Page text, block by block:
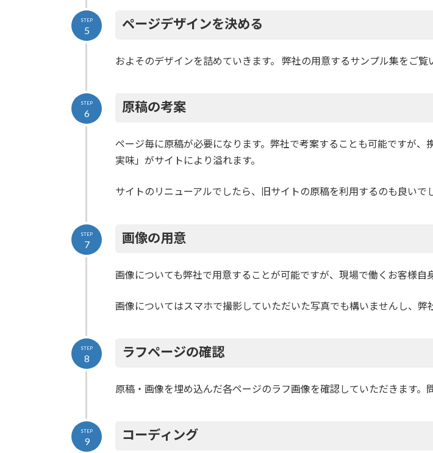
ページデザインを決める
およそのデザインを詰めていきます。 弊社の用意するサンプル集をご
STEP
5
原稿の考案
ページ毎に原稿が必要になります。弊社で考案することも可能ですが
実味」がサイトにより溢れます。
サイトのリニューアルでしたら、旧サイトの原稿を利用するのも良いで
STEP
6
画像の用意
画像についても弊社で用意することが可能ですが、現場で働くお客様自
画像についてはスマホで撮影していただいた写真でも構いませんし、弊
STEP
7
ラフページの確認
原稿・画像を埋め込んだ各ページのラフ画像を確認していただきます。
STEP
8
コーディング
STEP
9